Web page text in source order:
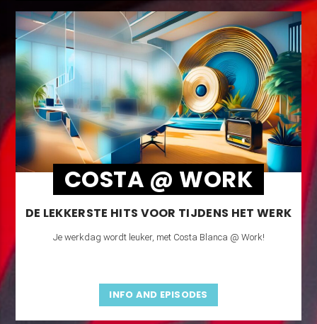
COSTA @ WORK
DE LEKKERSTE HITS VOOR TIJDENS HET WERK
Je werkdag wordt leuker, met Costa Blanca @ Work!
INFO AND EPISODES